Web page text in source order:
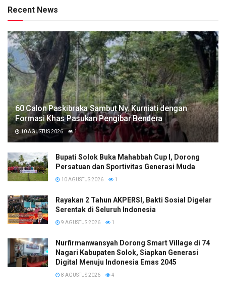
Recent News
60 Calon Paskibraka Sambut Ny. Kurniati dengan
Formasi Khas Pasukan Pengibar Bendera
10 AGUSTUS 2026 1
Bupati Solok Buka Mahabbah Cup I, Dorong
Persatuan dan Sportivitas Generasi Muda
10 AGUSTUS 2026 1
Rayakan 2 Tahun AKPERSI, Bakti Sosial Digelar
Serentak di Seluruh Indonesia
9 AGUSTUS 2026 1
Nurfirmanwansyah Dorong Smart Village di 74
Nagari Kabupaten Solok, Siapkan Generasi
Digital Menuju Indonesia Emas 2045
8 AGUSTUS 2026 4